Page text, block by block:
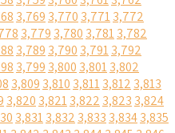
3,769 3,770 3,7713,772
3,779 3,780 3,7813,782
3,789 3,790 3,7913,792
3,799 3,800 3,8013,802
3,809 3,810 3,8113,812 3,813
3,820 3,8213,822 3,823 3,824
3,8313,832 3,833 3,8343,835